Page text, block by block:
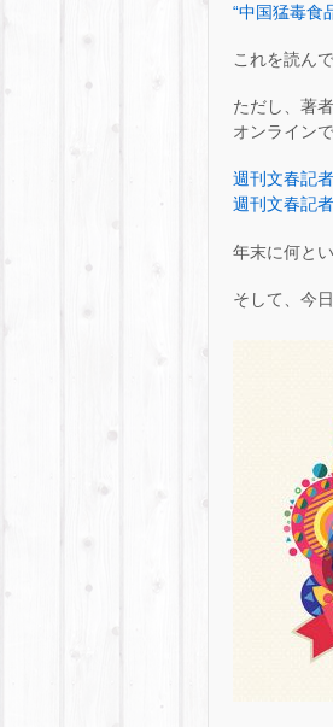
“中国猛毒食
これを読ん
ただし、著
オンライン
週刊文春記
週刊文春記
年末に何と
そして、今